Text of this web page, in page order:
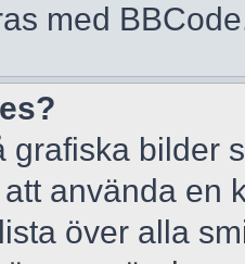
med
grafiska bilder
använda en
över alla